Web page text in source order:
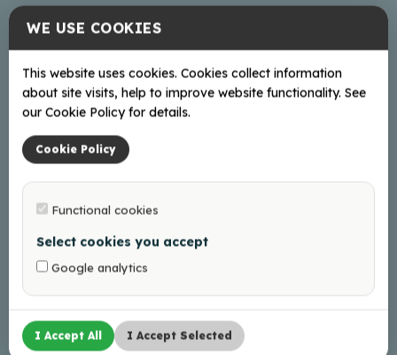
Aadress
Kraukļi, Vecumu pag., Balvu nov., LV-4583
Braukt
−
WE USE COOKIES
This website uses cookies. Cookies collect information
about site visits, help to improve website functionality. See
our Cookie Policy for details.
Cookie Policy
Functional cookies
Select cookies you accept
Google analytics
I Accept All I Accept Selected